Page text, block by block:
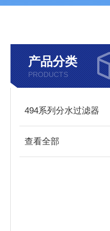
产品分类
PRODUCTS
494系列分水过滤器
查看全部